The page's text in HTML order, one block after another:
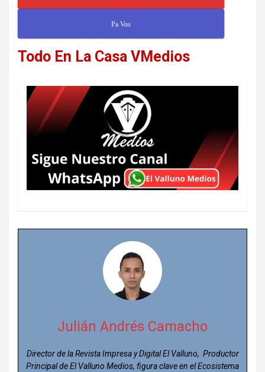
Pa Vos
Todo En La Casa VMedios
Julián Andrés Camacho
Director de la Revista Impresa y Digital El Valluno, Productor
Principal de El Valluno Medios, figura clave en el Ecosistema